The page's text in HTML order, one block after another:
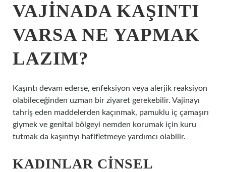
VAJINADA KAŞINTI
VARSA NE YAPMAK
LAZIM?
Kaşıntı devam ederse, enfeksiyon veya alerjik reaksiyon
olabileceğinden uzman bir ziyaret gerekebilir. Vajinayı
tahriş eden maddelerden kaçınmak, pamuklu iç çamaşırı
giymek ve genital bölgeyi nemden korumak için kuru
tutmak da kaşıntıyı hafifletmeye yardımcı olabilir.
KADINLAR CINSEL